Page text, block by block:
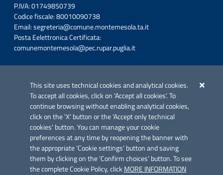
This site uses technical cookies and analytical cookies.
To accept all cookies, click on 'Accept all cookies'. To
continue browsing without enabling analytical cookies,
click on the 'X' button or the 'Accept only technical
cookies' button. You can manage your cookie
preferences at any time by reopening the banner with
the appropriate 'Cookie settings' button and saving
them by clicking on the 'Confirm choices' button. To see
the complete Cookie Policy, clickMORE INFORMATION
P.IVA: 01749850739
Codice fiscale: 80010090738
Email:segreteria@comune.montemesola.ta.it
Posta Eelettronica Certificata:
comunemontemesola@pec.rupar.puglia.it
Azione 2.3.
Link utili
Informativa privacy